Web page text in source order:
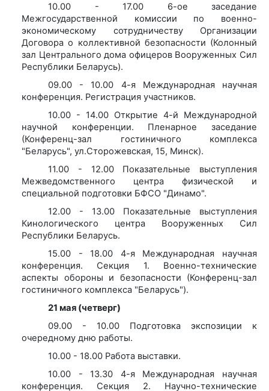
10.00 - 17.00 6-ое заседание
Межгосударственной комиссии по военно-
экономическому сотрудничеству Организации
Договора о коллективной безопасности (Колонный
зал Центрального дома офицеров Вооруженных Сил
Республики Беларусь).
09.00 - 10.00 4-я Международная научная
конференция. Регистрация участников.
10.00 - 14.00 Открытие 4-й Международной
научной конференции. Пленарное заседание
(Конференц-зал гостиничного комплекса
"Беларусь", ул.Сторожевская, 15, Минск).
11.00 - 12.00 Показательные выступления
Межведомственного центра физической и
специальной подготовки БФСО "Динамо".
12.00 - 13.00 Показательные выступления
Кинологического центра Вооруженных Сил
Республики Беларусь.
15.00 - 18.00 4-я Международная научная
конференция. Секция 1. Военно-технические
аспекты обороны и безопасности (Конференц-зал
гостиничного комплекса "Беларусь").
21 мая (четверг)
09.00 - 10.00 Подготовка экспозиции к
очередному дню работы.
10.00 - 18.00 Работа выставки.
10.00 - 13.30 4-я Международная научная
конференция. Секция 2. Научно-технические